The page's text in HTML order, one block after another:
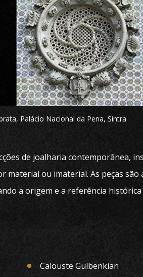
Palácio Nacional da Pena, Sintra
de joalharia contemporânea,
material ou imaterial. As peças são
a origem e a referência
Calouste Gulbenkian